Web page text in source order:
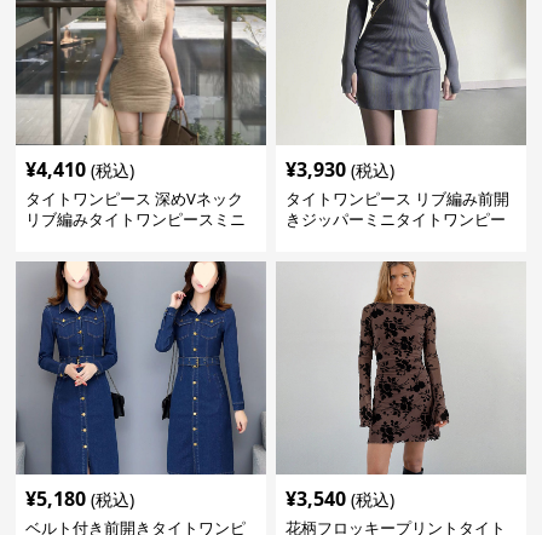
¥4,410 (税込)
タイトワンピース 深めVネック
リブ編みタイトワンピースミニ
¥3,930 (税込)
タイトワンピース リブ編み前開
きジッパーミニタイトワンピー
¥5,180 (税込)
ベルト付き前開きタイトワンピ
¥3,540 (税込)
花柄フロッキープリントタイト